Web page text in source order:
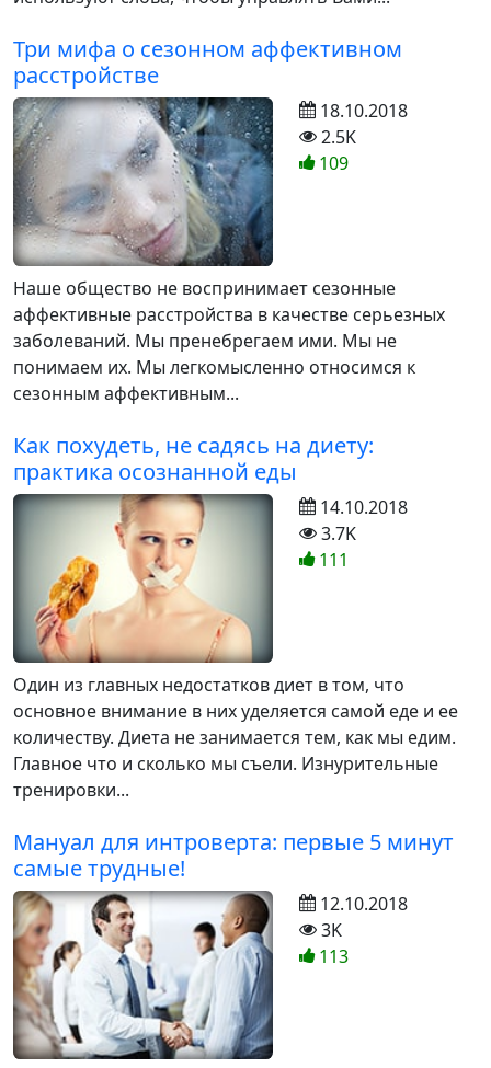
Три мифа о сезонном аффективном
расстройстве
Наше общество не воспринимает сезонные
аффективные расстройства в качестве серьезных
заболеваний. Мы пренебрегаем ими. Мы не
понимаем их. Мы легкомысленно относимся к
сезонным аффективным...
18.10.2018
2.5K
109
Как похудеть, не садясь на диету:
практика осознанной еды
Один из главных недостатков диет в том, что
основное внимание в них уделяется самой еде и ее
количеству. Диета не занимается тем, как мы едим.
Главное что и сколько мы съели. Изнурительные
тренировки...
14.10.2018
3.7K
111
Мануал для интроверта: первые 5 минут
самые трудные!
12.10.2018
3K
113